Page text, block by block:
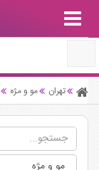
تهران مو و مژه